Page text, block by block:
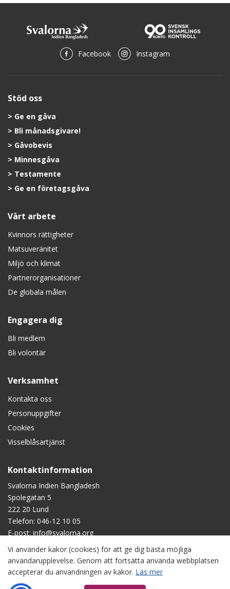
Facebook Instagram
Stöd oss
Ge en gåva
Bli månadsgivare!
Gåvobevis
Minnesgåva
Testamente
Ge en företagsgåva
Vårt arbete
Kvinnors rättigheter
Matsuveränitet
Miljö och klimat
Partnerorganisationer
De globala målen
Engagera dig
Bli medlem
Bli volontär
Verksamhet
Kontakta oss
Personuppgifter
Cookies
Visselblåsartjänst
Kontaktinformation
Svalorna Indien Bangladesh
Spolegatan 5
222 20 Lund
Telefon: 046-12 10 05
E-post:info@svalorna.org
Swish: 90 123 45
Plusgiro: 90 1234-5
Bankgiro: 901-2345
Vi använder kakor (cookies) för att ge dig bästa möjliga
användarupplevelse. Genom att fortsätta använda webbplatsen
accepterar du användningen av kakor. Läs mer